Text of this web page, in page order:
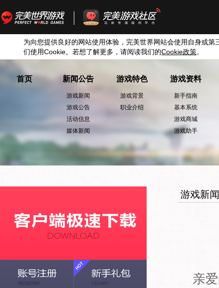
为向您提供良好的网站使用体验，完美世界网站会使用自身或第
们使用Cookie。若想了解更多，请阅读我们的Cookie政策。
首页 新闻公告
游戏新闻
游戏公告
活动信息
媒体新闻
游戏特色
游戏背景
职业介绍
游戏资料
新手指南
基本系统
游戏商城
游戏助手
游戏新闻
亲